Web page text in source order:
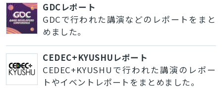
GDCレポート
GDCで行われた講演などのレポートをまと
めました。
CEDEC+KYUSHUレポート
CEDEC+KYUSHUで行われた講演のレポー
トやイベントレポートをまとめました。